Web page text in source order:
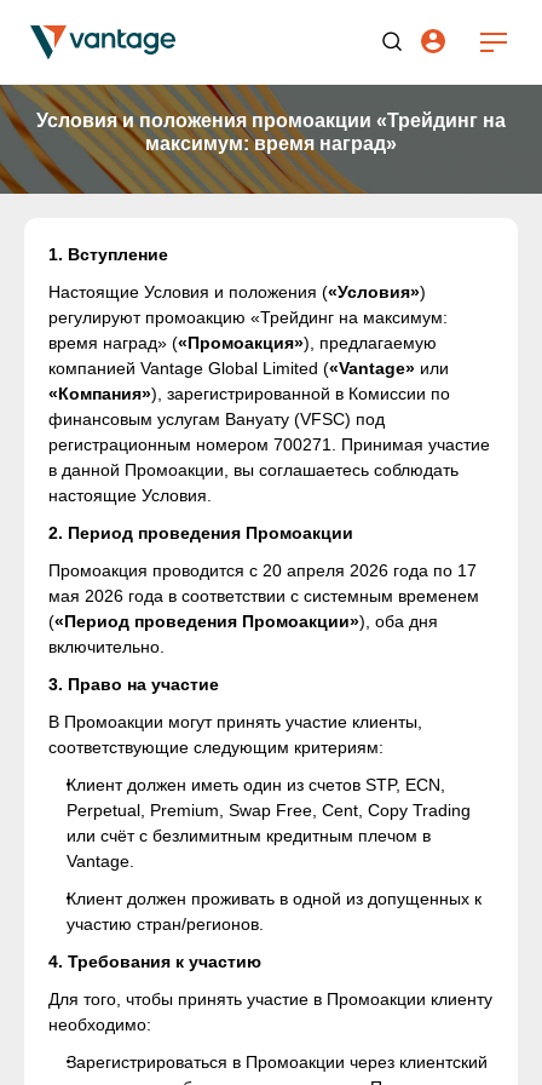
Условия и положения промоакции «Трейдинг на
максимум: время наград»
1. Вступление
Настоящие Условия и положения («Условия»)
регулируют промоакцию «Трейдинг на максимум:
время наград» («Промоакция»), предлагаемую
компанией Vantage Global Limited («Vantage» или
«Компания»), зарегистрированной в Комиссии по
финансовым услугам Вануату (VFSC) под
регистрационным номером 700271. Принимая участие
в данной Промоакции, вы соглашаетесь соблюдать
настоящие Условия.
2. Период проведения Промоакции
Промоакция проводится с 20 апреля 2026 года по 17
мая 2026 года в соответствии с системным временем
(«Период проведения Промоакции»), оба дня
включительно.
3. Право на участие
В Промоакции могут принять участие клиенты,
соответствующие следующим критериям:
Клиент должен иметь один из счетов STP, ECN,
Perpetual, Premium, Swap Free, Cent, Copy Trading
или счёт с безлимитным кредитным плечом в
Vantage.
Клиент должен проживать в одной из допущенных к
участию стран/регионов.
4. Требования к участию
Для того, чтобы принять участие в Промоакции клиенту
необходимо:
Зарегистрироваться в Промоакции через клиентский